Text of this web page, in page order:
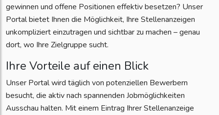
gewinnen und offene Positionen effektiv besetzen? Unser
Portal bietet Ihnen die Möglichkeit, Ihre Stellenanzeigen
unkompliziert einzutragen und sichtbar zu machen – genau
dort, wo Ihre Zielgruppe sucht.
Ihre Vorteile auf einen Blick
Unser Portal wird täglich von potenziellen Bewerbern
besucht, die aktiv nach spannenden Jobmöglichkeiten
Ausschau halten. Mit einem Eintrag Ihrer Stellenanzeige